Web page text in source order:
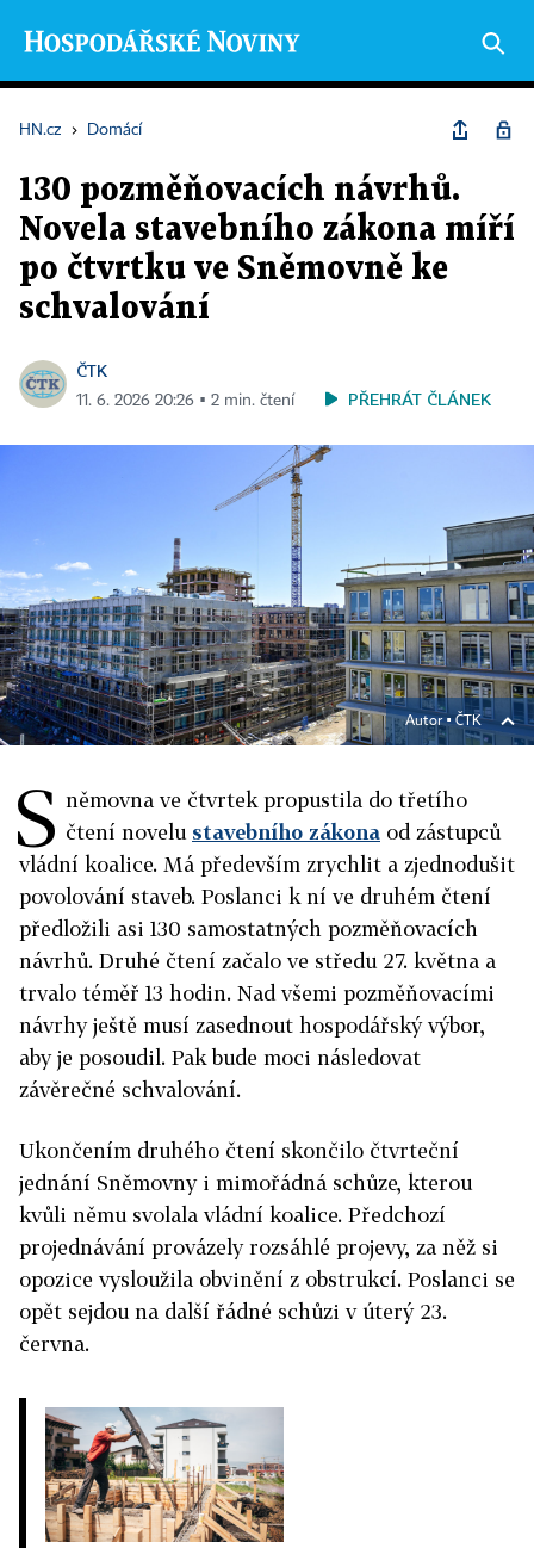
HN.cz › Domácí
130 pozměňovacích návrhů.
Novela stavebního zákona míří
po čtvrtku ve Sněmovně ke
schvalování
ČTK
11. 6. 2026 20:26 ▪ 2 min. čtení PŘEHRÁT ČLÁNEK
Autor ▪ČTK
S němovna ve čtvrtek propustila do třetího
čtení novelu stavebního zákona od zástupců
vládní koalice. Má především zrychlit a zjednodušit
povolování staveb. Poslanci k ní ve druhém čtení
předložili asi 130 samostatných pozměňovacích
návrhů. Druhé čtení začalo ve středu 27. května a
trvalo téměř 13 hodin. Nad všemi pozměňovacími
návrhy ještě musí zasednout hospodářský výbor,
aby je posoudil. Pak bude moci následovat
závěrečné schvalování.
Ukončením druhého čtení skončilo čtvrteční
jednání Sněmovny i mimořádná schůze, kterou
kvůli němu svolala vládní koalice. Předchozí
projednávání provázely rozsáhlé projevy, za něž si
opozice vysloužila obvinění z obstrukcí. Poslanci se
opět sejdou na další řádné schůzi v úterý 23.
června.